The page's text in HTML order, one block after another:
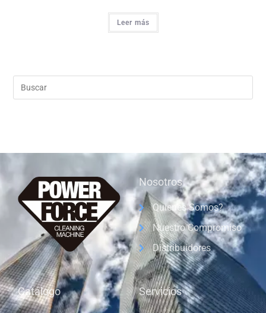
Leer más
Nosotros
Quienes Somos?
Nuestro Compromiso
Distribuidores
Catálogo Servicios